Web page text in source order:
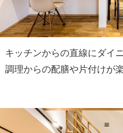
キッチンからの直線にダイ
調理からの配膳や片付けが